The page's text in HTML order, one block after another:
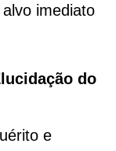
imediato
do
e